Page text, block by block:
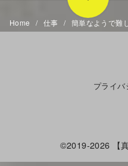
Home 仕事 簡単なようで難
プライバ
©2019-2026 【